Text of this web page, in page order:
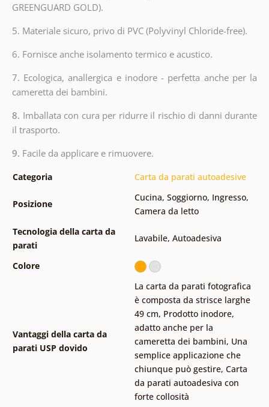
GREENGUARD GOLD).
5. Materiale sicuro, privo di PVC (Polyvinyl Chloride-free).
6. Fornisce anche isolamento termico e acustico.
7. Ecologica, anallergica e inodore - perfetta anche per la
cameretta dei bambini.
8. Imballata con cura per ridurre il rischio di danni durante
il trasporto.
9. Facile da applicare e rimuovere.
Categoria Carta da parati autoadesive
Posizione
Cucina, Soggiorno, Ingresso,
Camera da letto
Tecnologia della carta da
parati
Lavabile, Autoadesiva
Colore
Vantaggi della carta da
parati USP dovido
La carta da parati fotografica
è composta da strisce larghe
49 cm, Prodotto inodore,
adatto anche per la
cameretta dei bambini, Una
semplice applicazione che
chiunque può gestire, Carta
da parati autoadesiva con
forte collosità